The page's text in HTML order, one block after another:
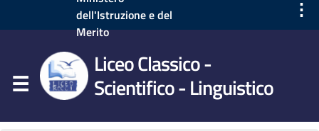
dell'Istruzione e del
Merito
⋮
Liceo Classico -
Scientifico - Linguistico